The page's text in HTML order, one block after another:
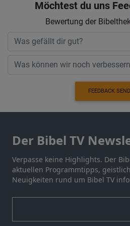
Möchtest du uns
Bewertung der
FEEDBACK
Der Bibel TV
Verpasse keine Highlights. Der
aktuellen Programmtipps,
Neuigkeiten rund um Bibel TV